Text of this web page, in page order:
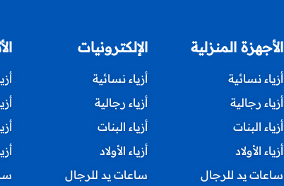
الأجهزة المنزلية
أزياء نسائية
أزياء رجالية
أزياء البنات
أزياء الأولاد
ساعات يد للرجال
الإلكترونيات
أزياء نسائية
أزياء رجالية
أزياء البنات
أزياء الأولاد
ساعات يد للرجال